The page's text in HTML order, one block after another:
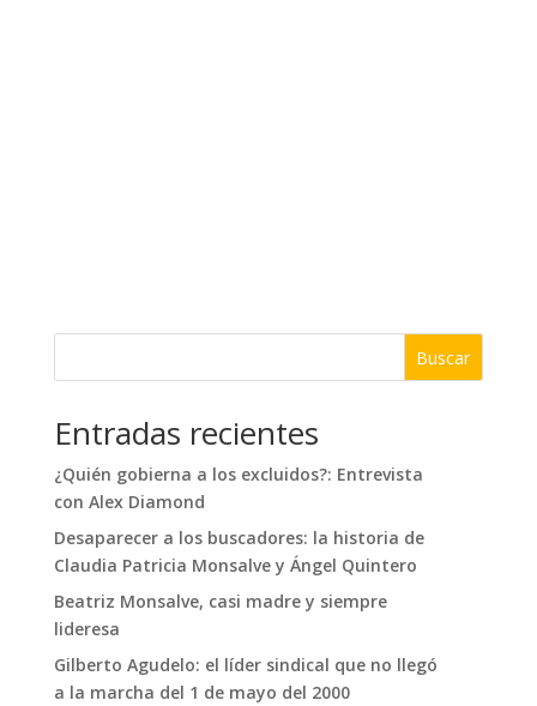
Buscar
Entradas recientes
¿Quién gobierna a los excluidos?: Entrevista
con Alex Diamond
Desaparecer a los buscadores: la historia de
Claudia Patricia Monsalve y Ángel Quintero
Beatriz Monsalve, casi madre y siempre
lideresa
Gilberto Agudelo: el líder sindical que no llegó
a la marcha del 1 de mayo del 2000